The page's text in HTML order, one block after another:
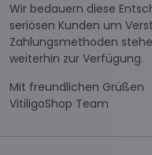
Wir bedauern diese
seriösen Kunden um
Zahlungsmethoden
weiterhin zur Verfügung.
Mit freundlichen Grüßen
VitiligoShop Team